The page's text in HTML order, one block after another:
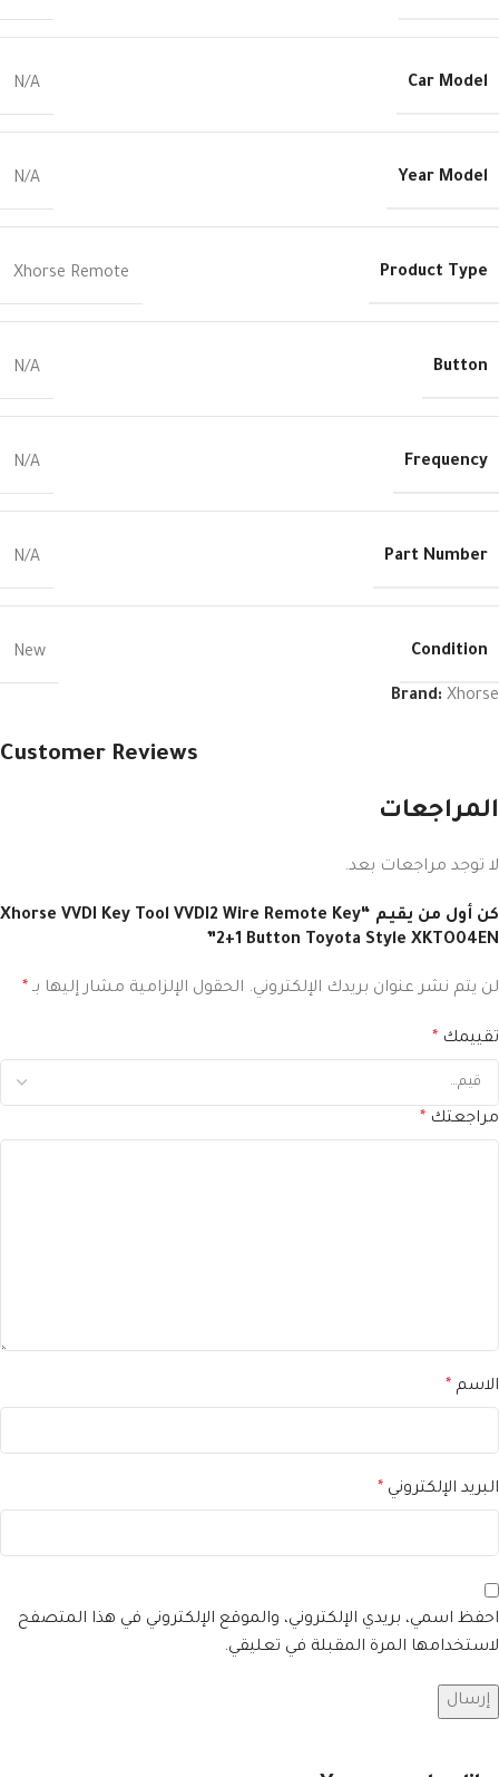
Car Model
N/A
Year Model
N/A
Product Type
Xhorse Remote
Button
N/A
Frequency
N/A
Part Number
N/A
Condition
New
Brand: Xhorse
Customer Reviews
المراجعات
لا توجد مراجعات بعد.
كن أول من يقيم “Xhorse VVDI Key Tool VVDI2 Wire Remote Key
2+1 Button Toyota Style XKTO04EN”
لن يتم نشر عنوان بريدك الإلكتروني. الحقول الإلزامية مشار إليها بـ *
تقييمك *
مراجعتك *
الاسم *
البريد الإلكتروني *
احفظ اسمي، بريدي الإلكتروني، والموقع الإلكتروني في هذا المتصفح
لاستخدامها المرة المقبلة في تعليقي.